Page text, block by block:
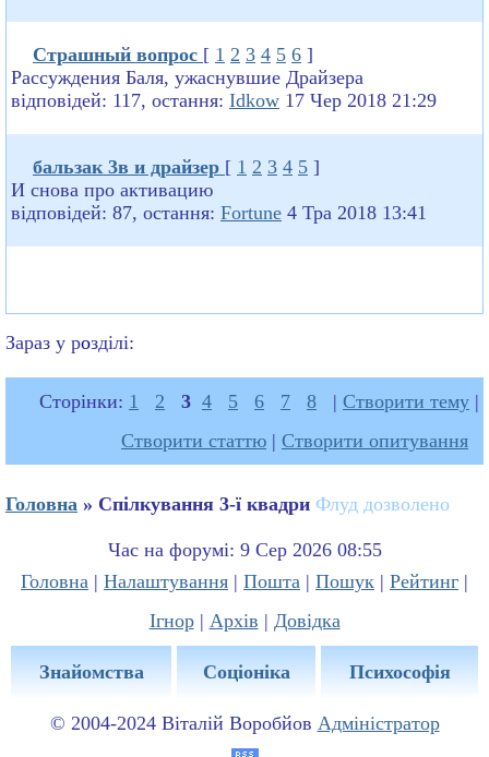
Страшный вопрос [ 1 2 3 4 5 6 ]
Рассуждения Баля, ужаснувшие Драйзера
відповідей: 117, остання: Idkow 17 Чер 2018 21:29
бальзак 3в и драйзер [ 1 2 3 4 5 ]
И снова про активацию
відповідей: 87, остання: Fortune 4 Тра 2018 13:41
Зараз у розділі:
Сторінки: 1 2 3 4 5 6 7 8 | Створити тему |
Створити статтю | Створити опитування
Головна » Спілкування 3-ї квадри Флуд дозволено
Час на форумі: 9 Сер 2026 08:55
Головна | Налаштування | Пошта | Пошук | Рейтинг |
Ігнор| Архів | Довідка
Знайомства Соціоніка Психософія
© 2004-2024 Віталій Воробйов Адміністратор